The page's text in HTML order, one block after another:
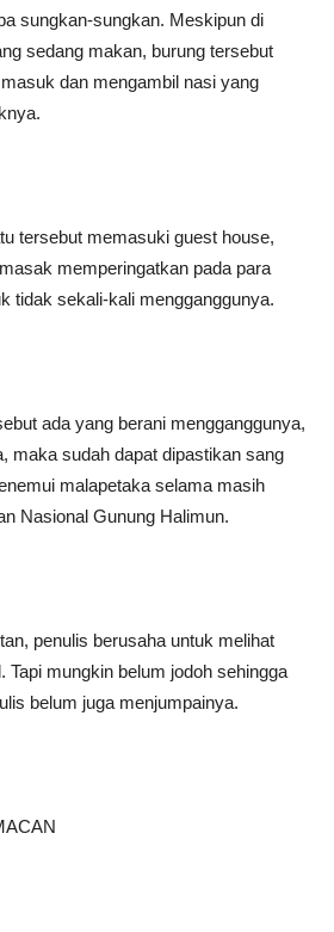
sungkan-sungkan. Meskipun di
sedang makan, burung tersebut
dan mengambil nasi yang
tersebut memasuki guest house,
memperingatkan pada para
tidak sekali-kali mengganggunya.
ada yang berani mengganggunya,
maka sudah dapat dipastikan sang
malapetaka selama masih
Nasional Gunung Halimun.
penulis berusaha untuk melihat
Tapi mungkin belum jodoh sehingga
belum juga menjumpainya.